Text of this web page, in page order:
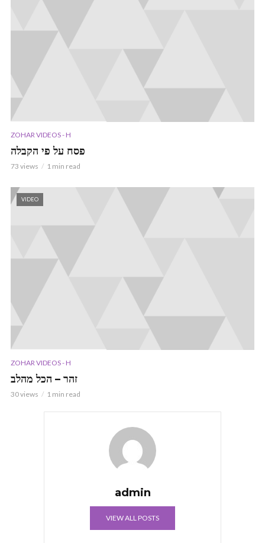
ZOHAR VIDEOS - H
פסח על פי הקבלה
73 views 1 min read
VIDEO
ZOHAR VIDEOS - H
זהר – הכל מהלב
30 views 1 min read
admin
VIEW ALL POSTS